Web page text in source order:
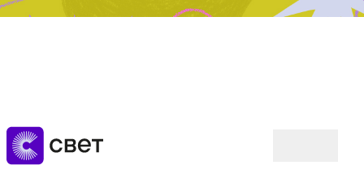
Дружба, любовь, взросление
Читать